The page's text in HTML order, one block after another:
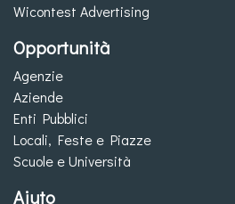
Wicontest Advertising
Opportunità
Agenzie
Aziende
Enti Pubblici
Locali, Feste e Piazze
Scuole e Università
Aiuto